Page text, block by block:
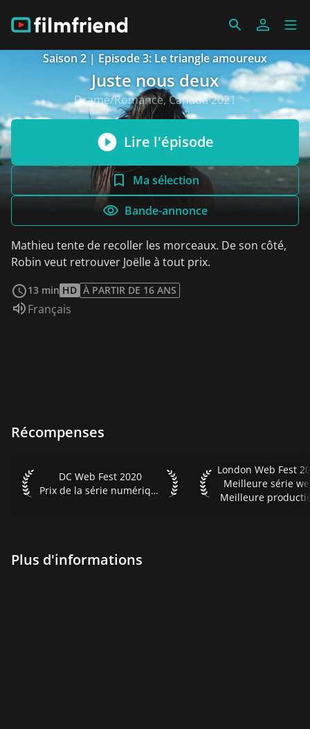
Saison 2 | Episode 3: Le triangle amoureux
Juste nous deux
Drame/Romance, Canada 2021
Lire l'épisode
Ma sélection
Bande-annonce
Mathieu tente de recoller les morceaux. De son côté,
Robin veut retrouver Joëlle à tout prix.
13 min HD À PARTIR DE 16 ANS
Audio :
Français
Récompenses
DC Web Fest 2020 Prix de la série numérique
DC Web Fest 2020
Prix de la série numérique
London Web Fest
London Web Fest
Meilleure série
Meilleure
Plus d'informations